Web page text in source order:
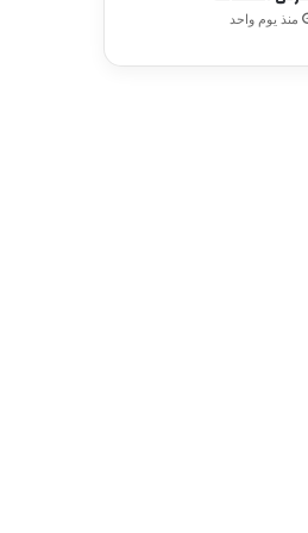
منذ يوم واحد